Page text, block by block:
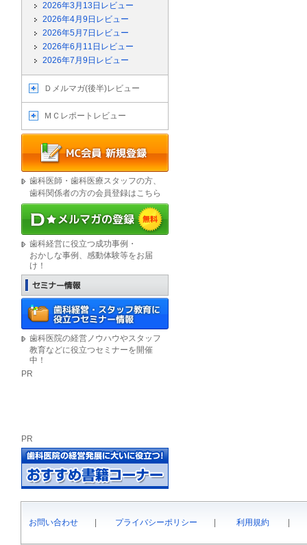
2026年3月13日レビュー
2026年4月9日レビュー
2026年5月7日レビュー
2026年6月11日レビュー
2026年7月9日レビュー
Ｄメルマガ(後半)レビュー
ＭＣレポートレビュー
歯科医師・歯科医療スタッフの方、
歯科関係者の方の会員登録はこちら
歯科経営に役立つ成功事例・
おかしな事例、感動体験等をお届
け！
歯科医院の経営ノウハウやスタッフ
教育などに役立つセミナーを開催
中！
PR
PR
お問い合わせ| プライバシーポリシー 利用規約